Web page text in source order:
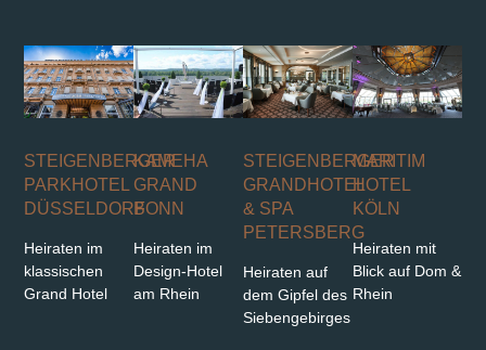
STEIGENBERGER
PARKHOTEL
DÜSSELDORF
Heiraten im
klassischen
Grand Hotel
KAMEHA
GRAND
BONN
Heiraten im
Design-Hotel
am Rhein
STEIGENBERGER
GRANDHOTEL
& SPA
PETERSBERG
Heiraten auf
dem Gipfel des
Siebengebirges
MARITIM
HOTEL
KÖLN
Heiraten mit
Blick auf Dom &
Rhein